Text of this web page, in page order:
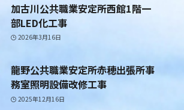
加古川公共職業安定所西館1階一
部LED化工事
2026年3月16日
龍野公共職業安定所赤穂出張所事
務室照明設備改修工事
2025年12月16日